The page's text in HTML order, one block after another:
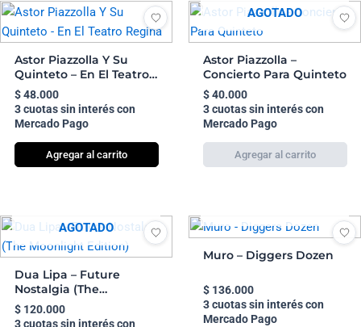
Astor Piazzolla Y Su
Quinteto – En El Teatro
Regina
$48.000
3 cuotas sin interés con
Mercado Pago
Agregar al carrito
AGOTADO
Astor Piazzolla –
Concierto Para Quinteto
$40.000
3 cuotas sin interés con
Mercado Pago
AGOTADO
Dua Lipa – Future
Nostalgia (The
Moonlight Edition)
$120.000
3 cuotas sin interés con
Muro – Diggers Dozen
$136.000
3 cuotas sin interés con
Mercado Pago